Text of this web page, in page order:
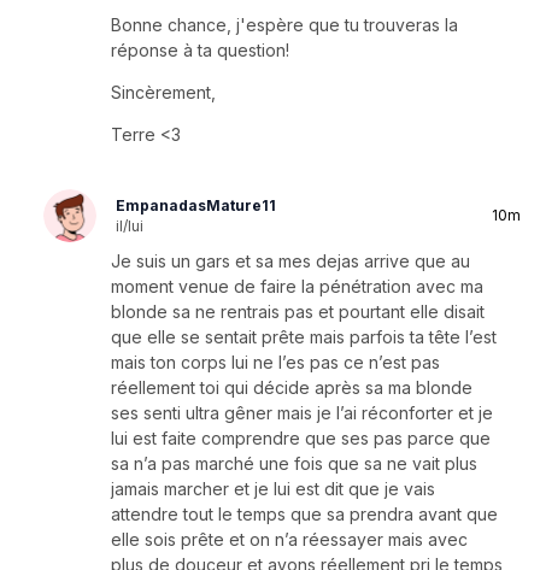
Bonne chance, j'espère que tu trouveras la
réponse à ta question!
Sincèrement,
Terre <3
EmpanadasMature11
il/lui
10m
Je suis un gars et sa mes dejas arrive que au
moment venue de faire la pénétration avec ma
blonde sa ne rentrais pas et pourtant elle disait
que elle se sentait prête mais parfois ta tête l’est
mais ton corps lui ne l’es pas ce n’est pas
réellement toi qui décide après sa ma blonde
ses senti ultra gêner mais je l’ai réconforter et je
lui est faite comprendre que ses pas parce que
sa n’a pas marché une fois que sa ne vait plus
jamais marcher et je lui est dit que je vais
attendre tout le temps que sa prendra avant que
elle sois prête et on n’a réessayer mais avec
plus de douceur et avons réellement pri le temps